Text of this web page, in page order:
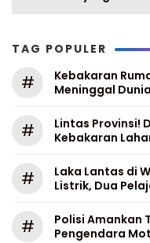
TAG POPULER
#
Kebakaran
Meninggal Dunia
#
Lintas Provinsi!
Kebakaran
#
Laka Lantas di
Listrik, Dua
#
Polisi Amankan
Pengendara